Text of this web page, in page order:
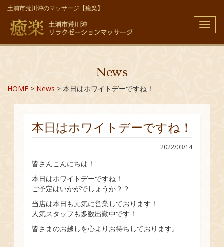
土浦市荒川沖のマッサージ【癒楽】
メ
ニ
ュ
News
HOME > News > 本日はホワイトデーですね！
本日はホワイトデーですね！
2022/03/14
皆さんこんにちは！
本日はホワイトデーですね！
ご予定はいかがでしょうか？？
当店は本日も元気に営業しております！
人気スタッフも多数出勤中です！
皆さまのお越しを心よりお待ちしております。